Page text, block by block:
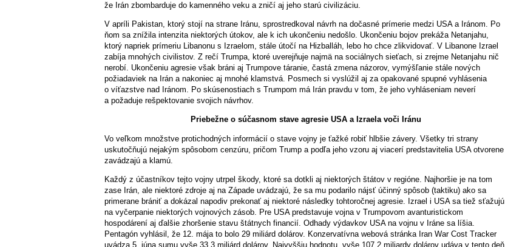
že Irán zbombarduje do kamenného veku a zničí aj jeho starú civilizáciu.
V apríli Pakistan, ktorý stojí na strane Iránu, sprostredkoval návrh na dočasné prímerie medzi USA a Iránom. Po
ňom sa znížila intenzita niektorých útokov, ale k ich ukončeniu nedošlo. Ukončeniu bojov prekáža Netanjahu,
ktorý napriek prímeriu Libanonu s Izraelom, stále útočí na Hizballáh, lebo ho chce zlikvidovať. V Libanone Izrael
zabíja mnohých civilistov. Z rečí Trumpa, ktoré uverejňuje najmä na sociálnych sieťach, si zrejme Netanjahu nič
nerobí. Ukončeniu agresie však bráni aj Trumpove táranie, častá zmena názorov, vymýšľanie stále nových
požiadaviek na Irán a nakoniec aj mnohé klamstvá. Posmech si vyslúžil aj za opakované spupné vyhlásenia
o víťazstve nad Iránom. Po skúsenostiach s Trumpom má Irán pravdu v tom, že jeho vyhláseniam neverí
a požaduje rešpektovanie svojich návrhov.
Priebežne o súčasnom stave agresie USA a Izraela voči Iránu
Vo veľkom množstve protichodných informácií o stave vojny je ťažké robiť hlbšie závery. Všetky tri strany
uskutočňujú nejakým spôsobom cenzúru, pričom Trump a podľa jeho vzoru aj viacerí predstavitelia USA otvorene
zavádzajú a klamú.
Každý z účastníkov tejto vojny utrpel škody, ktoré sa dotkli aj niektorých štátov v regióne. Najhoršie je na tom
zase Irán, ale niektoré zdroje aj na Západe uvádzajú, že sa mu podarilo nájsť účinný spôsob (taktiku) ako sa
primerane brániť a dokázal napodiv prekonať aj niektoré následky tohtoročnej agresie. Izrael i USA sa tiež sťažujú
na vyčerpanie niektorých vojnových zásob. Pre USA predstavuje vojna v Trumpovom avanturistickom
hospodárení aj ďalšie zhoršenie stavu štátnych financií. Odhady výdavkov USA na vojnu v Iráne sa líšia.
Pentagón vyhlásil, že 12. mája to bolo 29 miliárd dolárov. Konzervatívna webová stránka Iran War Cost Tracker
uvádza 5. júna sumu vyše 33,3 miliárd dolárov. Najvyššiu hodnotu, vyše 107,2 miliardy dolárov udáva v tento deň